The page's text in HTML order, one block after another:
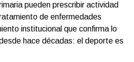
pueden prescribir actividad
de enfermedades
institucional que confirma lo
hace décadas: el deporte es